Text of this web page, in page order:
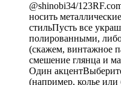
@shinobi34/
носить
стильПусть все
полированными,
(скажем, винтажное
смешение глянца и
Один
(например, колье или